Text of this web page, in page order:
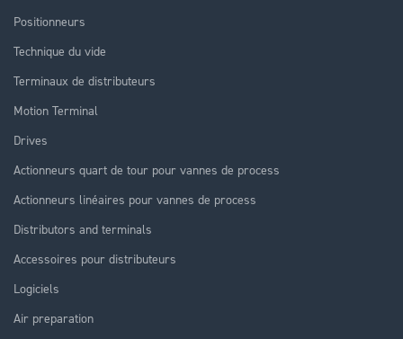
Positionneurs
Technique du vide
Terminaux de distributeurs
Motion Terminal
Drives
Actionneurs quart de tour pour vannes de process
Actionneurs linéaires pour vannes de process
Distributors and terminals
Accessoires pour distributeurs
Logiciels
Air preparation